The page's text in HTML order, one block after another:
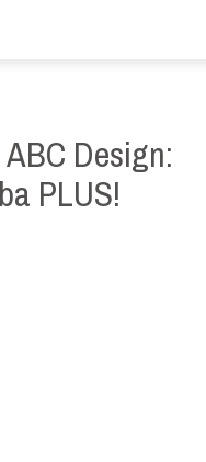
Design:
PLUS!